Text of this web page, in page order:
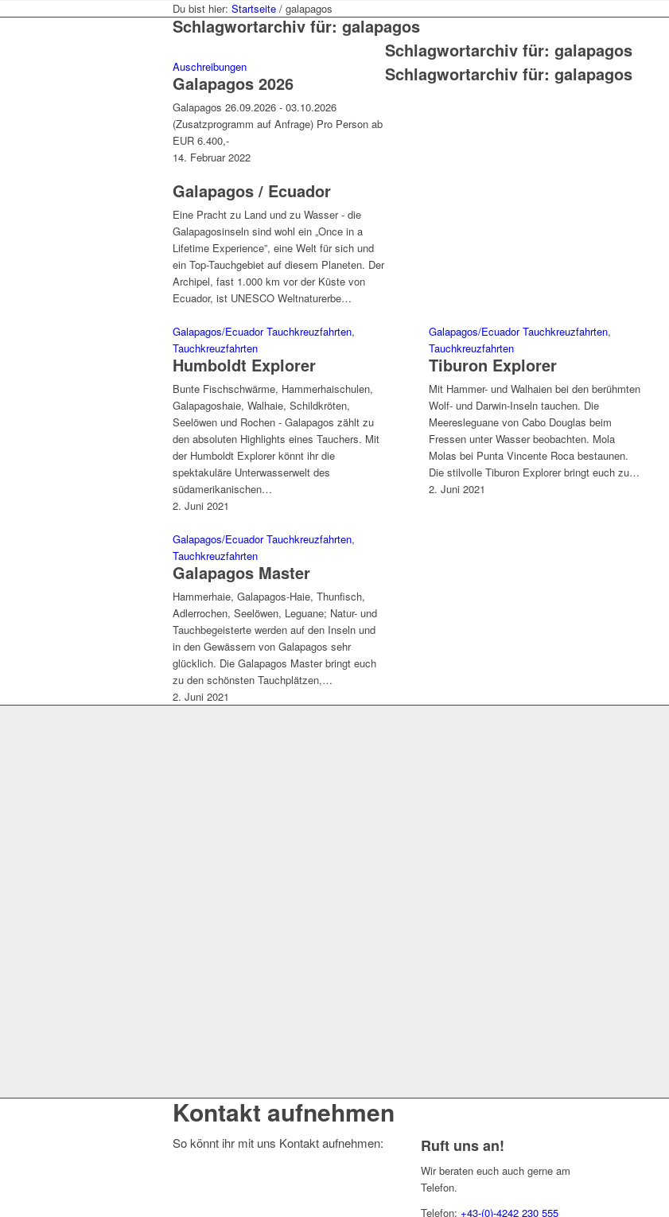
Du bist hier: Startseite / galapagos
Schlagwortarchiv für: galapagos
Auschreibungen
Galapagos 2026
Galapagos 26.09.2026 - 03.10.2026
(Zusatzprogramm auf Anfrage) Pro Person ab
EUR 6.400,-
14. Februar 2022
Schlagwortarchiv für: galapagos
Galapagos / Ecuador
Eine Pracht zu Land und zu Wasser - die
Galapagosinseln sind wohl ein „Once in a
Lifetime Experience”, eine Welt für sich und
ein Top-Tauchgebiet auf diesem Planeten. Der
Archipel, fast 1.000 km vor der Küste von
Ecuador, ist UNESCO Weltnaturerbe…
Schlagwortarchiv für: galapagos
Galapagos/Ecuador Tauchkreuzfahrten,
Tauchkreuzfahrten
Humboldt Explorer
Bunte Fischschwärme, Hammerhaischulen,
Galapagoshaie, Walhaie, Schildkröten,
Seelöwen und Rochen - Galapagos zählt zu
den absoluten Highlights eines Tauchers. Mit
der Humboldt Explorer könnt ihr die
spektakuläre Unterwasserwelt des
südamerikanischen…
2. Juni 2021
Galapagos/Ecuador Tauchkreuzfahrten,
Tauchkreuzfahrten
Tiburon Explorer
Mit Hammer- und Walhaien bei den berühmten
Wolf- und Darwin-Inseln tauchen. Die
Meeresleguane von Cabo Douglas beim
Fressen unter Wasser beobachten. Mola
Molas bei Punta Vincente Roca bestaunen.
Die stilvolle Tiburon Explorer bringt euch zu…
2. Juni 2021
Galapagos/Ecuador Tauchkreuzfahrten,
Tauchkreuzfahrten
Galapagos Master
Hammerhaie, Galapagos-Haie, Thunfisch,
Adlerrochen, Seelöwen, Leguane; Natur- und
Tauchbegeisterte werden auf den Inseln und
in den Gewässern von Galapagos sehr
glücklich. Die Galapagos Master bringt euch
zu den schönsten Tauchplätzen,…
2. Juni 2021
Kontakt aufnehmen
So könnt ihr mit uns Kontakt aufnehmen: Ruft uns an!
Wir beraten euch auch gerne am
Telefon.
Telefon:+43-(0)-4242 230 555